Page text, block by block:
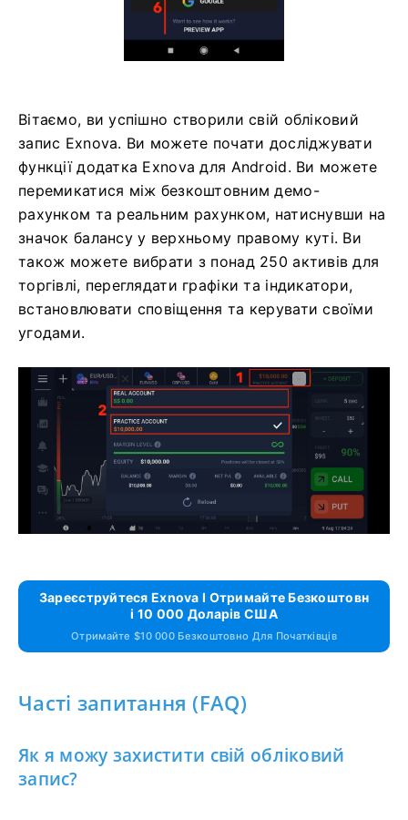
Вітаємо, ви успішно створили свій обліковий
запис Exnova. Ви можете почати досліджувати
функції додатка Exnova для Android. Ви можете
перемикатися між безкоштовним демо-
рахунком та реальним рахунком, натиснувши на
значок балансу у верхньому правому куті. Ви
також можете вибрати з понад 250 активів для
торгівлі, переглядати графіки та індикатори,
встановлювати сповіщення та керувати своїми
угодами.
Зареєструйтеся Exnova І Отримайте Безкоштовн
І 10 000 Доларів США
Отримайте $10 000 Безкоштовно Для Початківців
Часті запитання (FAQ)
Як я можу захистити свій обліковий
запис?